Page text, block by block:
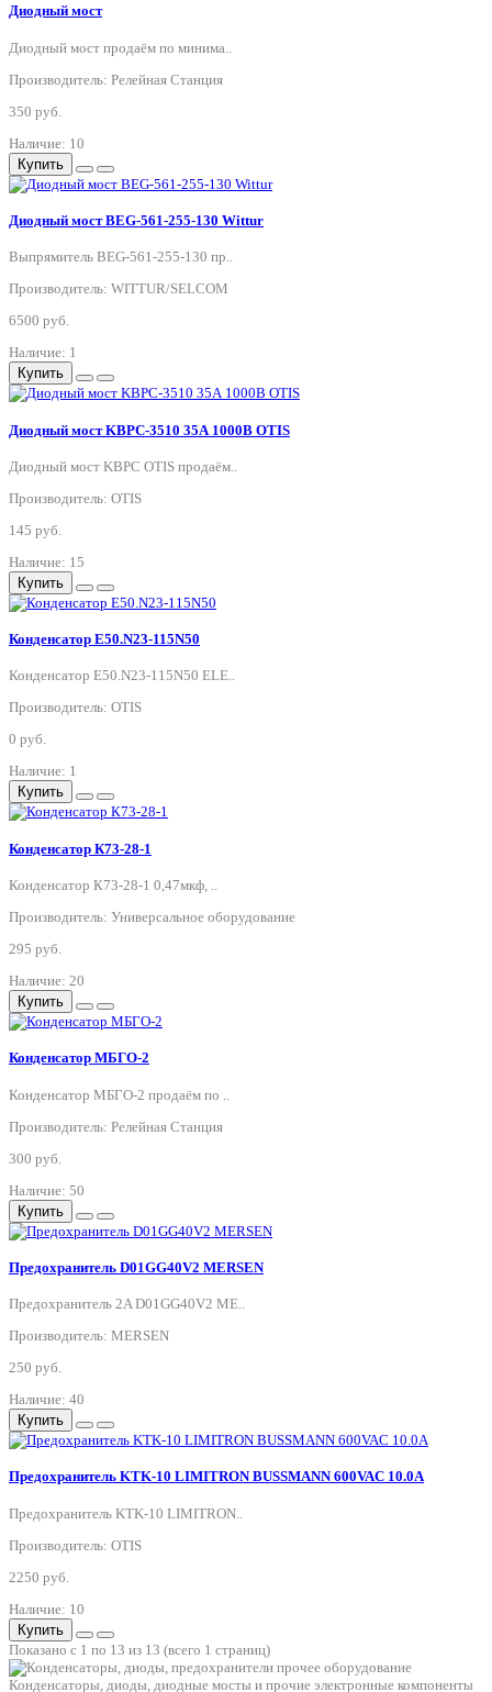
Диодный мост
Диодный мост продаём по минима..
Производитель: Релейная Станция
350 руб.
Наличие: 10
Купить
Диодный мост BEG-561-255-130 Wittur
Выпрямитель BEG-561-255-130 пр..
Производитель: WITTUR/SELCOM
6500 руб.
Наличие: 1
Купить
Диодный мост KBPC-3510 35А 1000В OTIS
Диодный мост KBPC OTIS продаём..
Производитель: OTIS
145 руб.
Наличие: 15
Купить
Конденсатор E50.N23-115N50
Конденсатор E50.N23-115N50 ELE..
Производитель: OTIS
0 руб.
Наличие: 1
Купить
Конденсатор К73-28-1
Конденсатор К73-28-1 0,47мкф, ..
Производитель: Универсальное оборудование
295 руб.
Наличие: 20
Купить
Конденсатор МБГО-2
Конденсатор МБГО-2 продаём по ..
Производитель: Релейная Станция
300 руб.
Наличие: 50
Купить
Предохранитель D01GG40V2 MERSEN
Предохранитель 2A D01GG40V2 ME..
Производитель: MERSEN
250 руб.
Наличие: 40
Купить
Предохранитель KTK-10 LIMITRON BUSSMANN 600VAC 10.0A
Предохранитель KTK-10 LIMITRON..
Производитель: OTIS
2250 руб.
Наличие: 10
Купить
Показано с 1 по 13 из 13 (всего 1 страниц)
Конденсаторы, диоды, диодные мосты и прочие электронные компоненты